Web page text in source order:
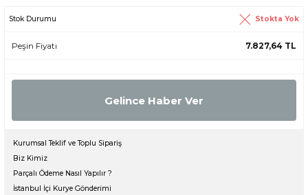
Stok Durumu Stokta Yok
Peşin Fiyatı 7.827,64 TL
Gelince Haber Ver
Kurumsal Teklif ve Toplu Sipariş
Biz Kimiz
Parçalı Ödeme Nasıl Yapılır ?
İstanbul İçi Kurye Gönderimi